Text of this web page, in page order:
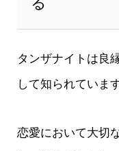
タンザナイトは良
して知られています
恋愛において大切